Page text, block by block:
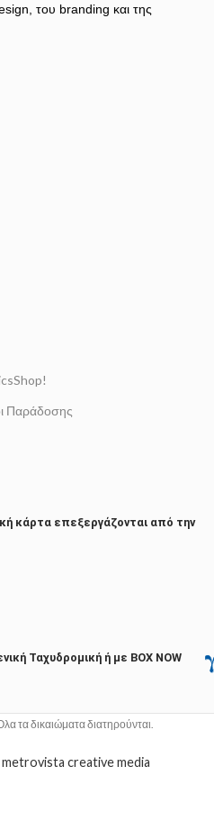
του branding και της
Παράδοσης
κάρτα επεξεργάζονται από την
Ταχυδρομική ή με BOX NOW
τα δικαιώματα διατηρούνται.
metrovista creative media